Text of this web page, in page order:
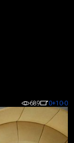
689 0+10-0